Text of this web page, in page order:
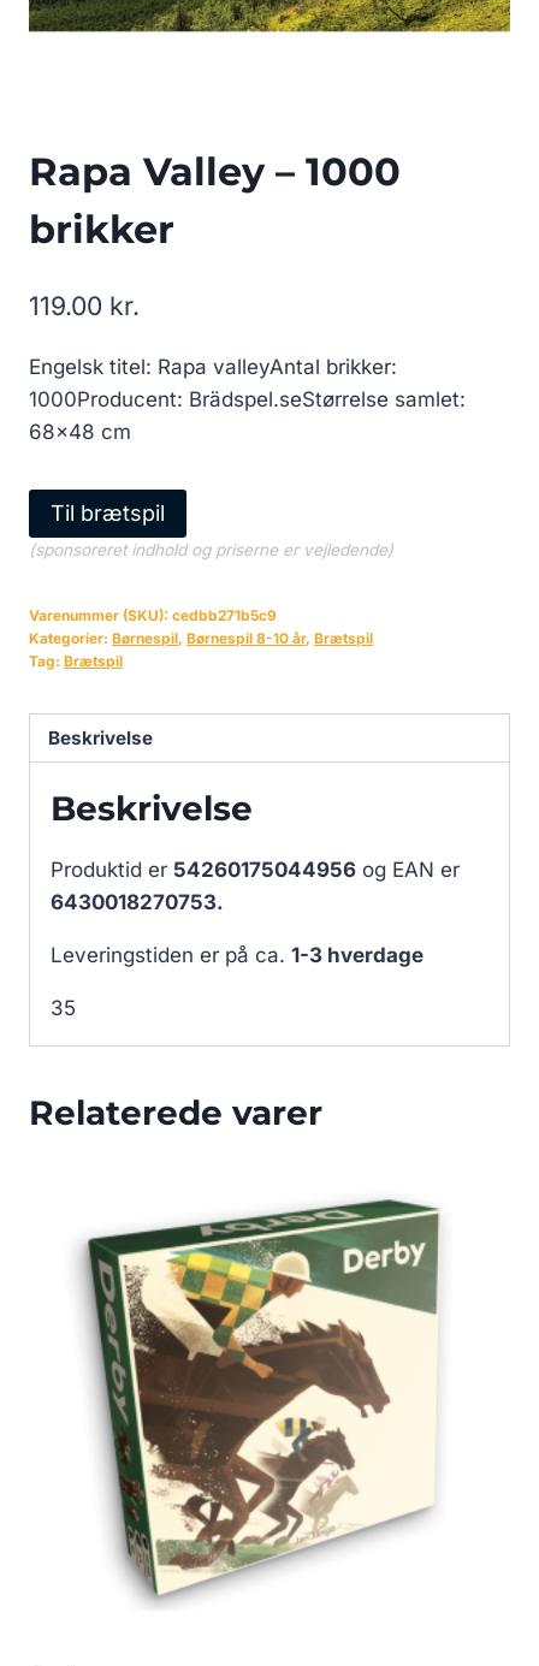
Rapa Valley – 1000
brikker
119.00 kr.
Engelsk titel: Rapa valleyAntal brikker:
1000Producent: Brädspel.seStørrelse samlet:
68×48 cm
Til brætspil
(sponsoreret indhold og priserne er vejledende)
Varenummer (SKU): cedbb271b5c9
Kategorier: Børnespil, Børnespil 8-10 år, Brætspil
Tag: Brætspil
Beskrivelse
Beskrivelse
Produktid er 54260175044956 og EAN er
6430018270753.
Leveringstiden er på ca. 1-3 hverdage
35
Relaterede varer